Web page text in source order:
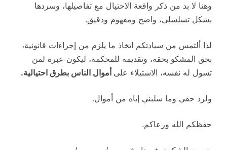
وهنا لا بد من ذكر واقعة الاحتيال مع تفاصيلها، وسردها
بشكل تسلسلي، واضح ومفهوم ودقيق.
لذا ألتمس من سيادتكم اتخاذ ما يلزم من إجراءات قانونية،
بحق المشكو بحقه، وتقديمه للمحكمة، ليكون عبرة لمن
تسول له نفسه، الاستيلاء على أموال الناس بطرق احتيالية.
ولرد حقي وما سلبني إياه من أموال.
حفظكم الله ورعاكم.